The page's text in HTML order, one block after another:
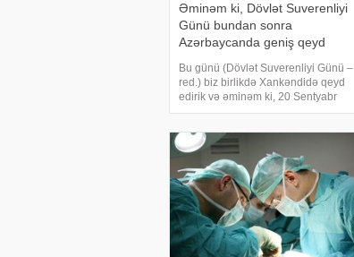
Əminəm ki, Dövlət Suverenliyi
Günü bundan sonra
Azərbaycanda geniş qeyd
Bu günü (Dövlət Suverenliyi Günü –
red.) biz birlikdə Xankəndidə qeyd
edirik və əminəm ki, 20 Sentyabr
bundan sonra Azərbaycanda geniş
sözləri Prezident İlham Əliyev
Qarabağ Universitetini